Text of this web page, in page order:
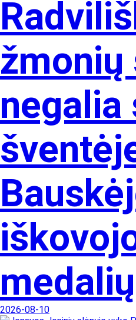
žmonių
negalia
medalių
2026-08-10